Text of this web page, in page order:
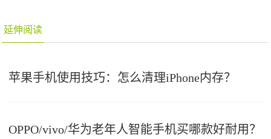
延伸阅读
苹果手机使用技巧：怎么清理iPhone内存？
OPPO/vivo/华为老年人智能手机买哪款好耐用？